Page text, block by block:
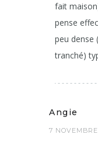
fait
pense
peu dense
tranché)
Angie
7